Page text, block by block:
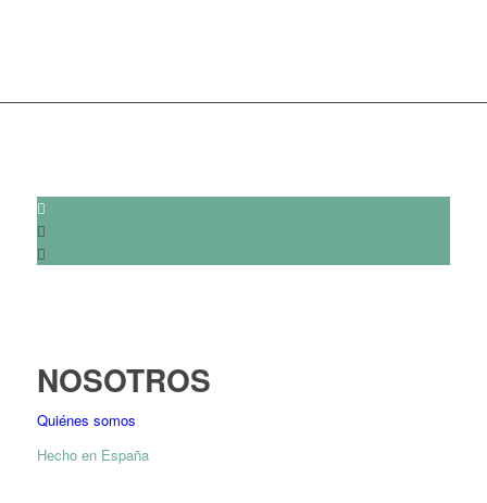
NOSOTROS
Quiénes somos
Hecho en España